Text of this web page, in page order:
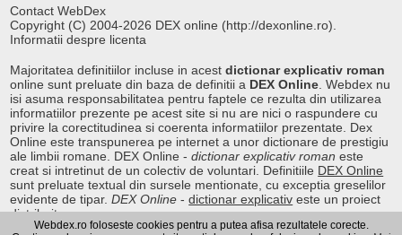
Contact WebDex
Copyright (C) 2004-2026 DEX online (http://dexonline.ro).
Informatii despre licenta
Majoritatea definitiilor incluse in acestdictionar explicativ roman
online sunt preluate din baza de definitii a DEX Online . Webdex nu
isi asuma responsabilitatea pentru faptele ce rezulta din utilizarea
informatiilor prezente pe acest site si nu are nici o raspundere cu
privire la corectitudinea si coerenta informatiilor prezentate. Dex
Online este transpunerea pe internet a unor dictionare de prestigiu
ale limbii romane. DEX Online -dictionar explicativ roman este
creat si intretinut de un colectiv de voluntari. Definitiile DEX Online
sunt preluate textual din sursele mentionate, cu exceptia greselilor
evidente de tipar.DEX Online -dictionar explicativ este un proiect
distribuit.
Webdex.ro foloseste cookies pentru a putea afisa rezultatele corecte.